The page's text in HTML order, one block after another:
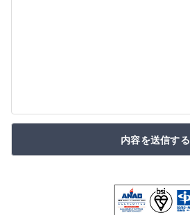
内容を送信する